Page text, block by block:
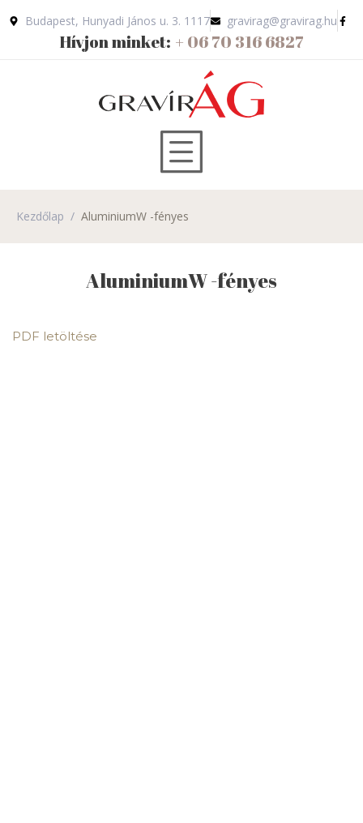
Budapest, Hunyadi János u. 3. 1117 gravirag@gravirag.hu
Hívjon minket: + 06 70 316 6827
Kezdőlap / AluminiumW -fényes
AluminiumW -fényes
PDF letöltése